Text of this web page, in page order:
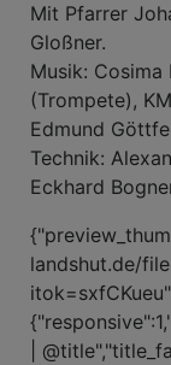
Mit Pfarrer
Gloßner.
Musik: Cosima
(Trompete),
Edmund
Technik:
Eckhard
landshut.de/
|